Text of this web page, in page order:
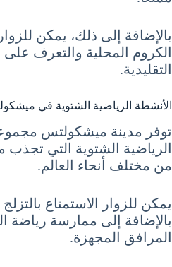
بالإضافة إلى ذلك، يمكن
الكروم المحلية والتعرف على
التقليدية.
الأنشطة الرياضية الشتوية في
توفر مدينة ميشكولتس
الرياضية الشتوية التي
من مختلف أنحاء العالم.
يمكن للزوار الاستمتاع
بالإضافة إلى ممارسة رياضة
المرافق المجهزة.